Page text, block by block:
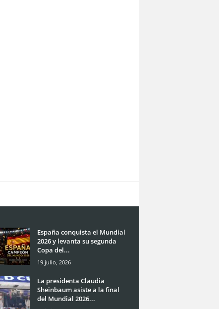
España conquista el Mundial
2026 y levanta su segunda
Copa del...
19 julio, 2026
La presidenta Claudia
Sheinbaum asiste a la final
del Mundial 2026...